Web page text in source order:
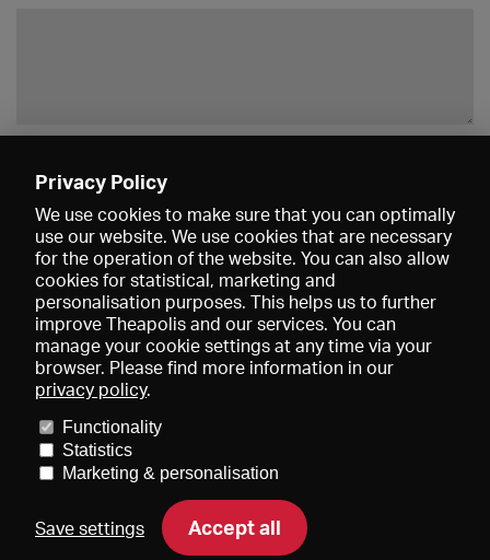
Données médiatiques
Conditions générales de vente
Contact
Aide Newsletter
Privacy Policy
We use cookies to make sure that you can optimally
use our website. We use cookies that are necessary
for the operation of the website. You can also allow
cookies for statistical, marketing and
personalisation purposes. This helps us to further
improve Theapolis and our services. You can
manage your cookie settings at any time via your
browser. Please find more information in our
privacy policy.
Functionality
Statistics
Marketing & personalisation
Save settings Accept all